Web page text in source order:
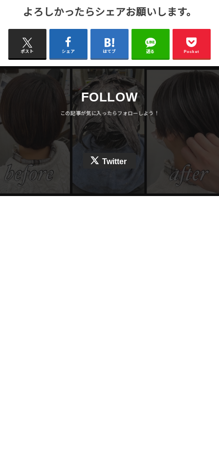
よろしかったらシェアお願いします。
ポスト シェア はてブ 送る Pocket
FOLLOW
Twitter